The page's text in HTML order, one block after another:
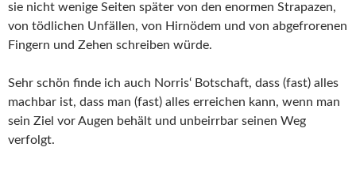
sie nicht wenige Seiten später von den enormen Strapazen,
von tödlichen Unfällen, von Hirnödem und von abgefrorenen
Fingern und Zehen schreiben würde.
Sehr schön finde ich auch Norris‘ Botschaft, dass (fast) alles
machbar ist, dass man (fast) alles erreichen kann, wenn man
sein Ziel vor Augen behält und unbeirrbar seinen Weg
verfolgt.